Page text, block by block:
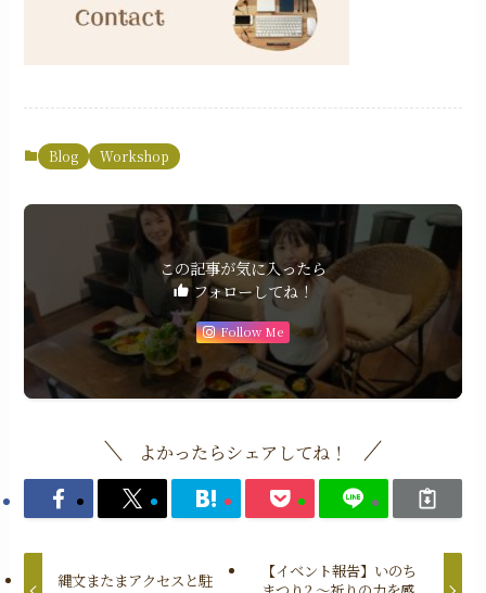
Blog Workshop
この記事が気に入ったら
フォローしてね！
Follow Me
よかったらシェアしてね！
縄文またまアクセスと駐
【イベント報告】いのち